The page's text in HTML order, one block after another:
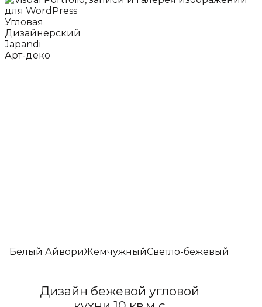
Угловая
Дизайнерский
Japandi
Арт-деко
Белый АйвориЖемчужныйСветло-бежевый
Дизайн бежевой угловой